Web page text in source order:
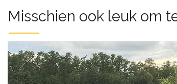
Misschien ook leuk om